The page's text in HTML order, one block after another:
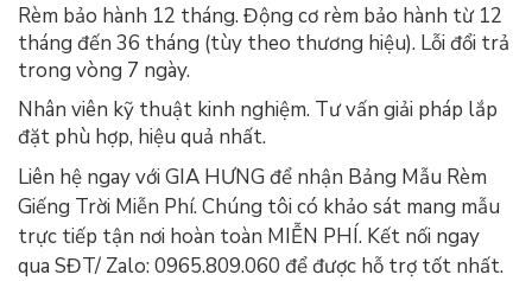
Rèm bảo hành 12 tháng. Động cơ rèm bảo hành từ 12
tháng đến 36 tháng (tùy theo thương hiệu). Lỗi đổi trả
trong vòng 7 ngày.
Nhân viên kỹ thuật kinh nghiệm. Tư vấn giải pháp lắp
đặt phù hợp, hiệu quả nhất.
Liên hệ ngay với GIA HƯNG để nhận Bảng Mẫu Rèm
Giếng Trời Miễn Phí. Chúng tôi có khảo sát mang mẫu
trực tiếp tận nơi hoàn toàn MIỄN PHÍ. Kết nối ngay
qua SĐT/ Zalo: 0965.809.060 để được hỗ trợ tốt nhất.